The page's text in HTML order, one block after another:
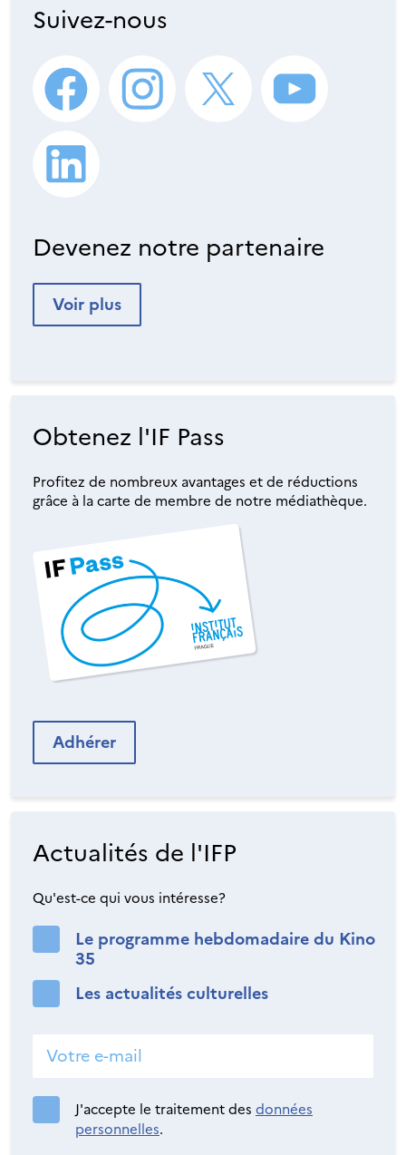
Suivez-nous
Devenez notre partenaire
Voir plus
Obtenez l'IF Pass
Profitez de nombreux avantages et de réductions
grâce à la carte de membre de notre médiathèque.
Adhérer
Actualités de l'IFP
Qu'est-ce qui vous intéresse?
Le programme hebdomadaire du Kino
35
Les actualités culturelles
J'accepte le traitement des données
personnelles.